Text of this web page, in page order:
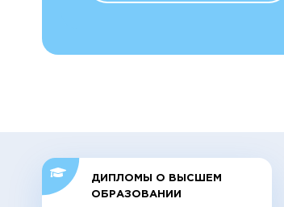
ДИПЛОМЫ О ВЫСШЕМ
ОБРАЗОВАНИИ